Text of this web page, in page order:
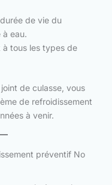
de vie du
eau.
à tous les types de
de culasse, vous
de refroidissement
à venir.
préventif No